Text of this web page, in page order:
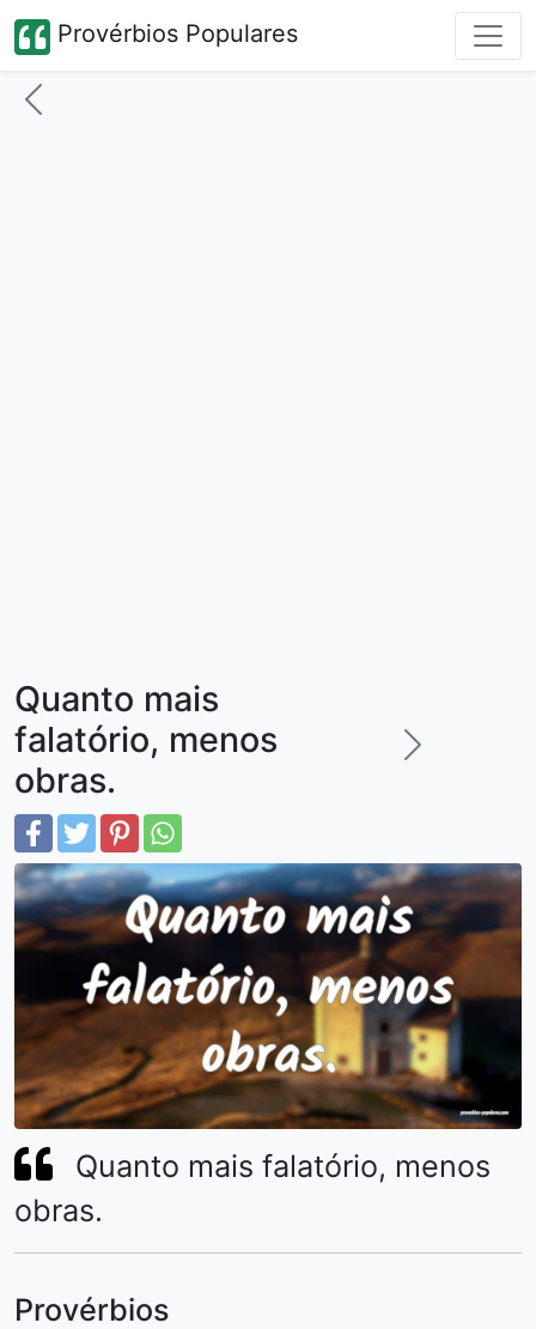
Provérbios Populares
Quanto mais
falatório, menos
obras.
Quanto mais falatório, menos
obras.
Provérbios